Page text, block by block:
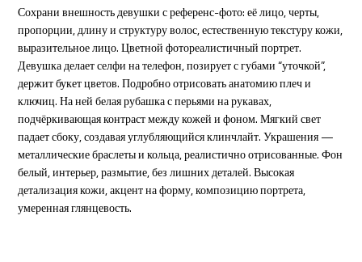
Сохрани внешность девушки с референс-фото: её лицо, черты,
пропорции, длину и структуру волос, естественную текстуру кожи,
выразительное лицо. Цветной фотореалистичный портрет.
Девушка делает селфи на телефон, позирует с губами “уточкой”,
держит букет цветов. Подробно отрисовать анатомию плеч и
ключиц. На ней белая рубашка с перьями на рукавах,
подчёркивающая контраст между кожей и фоном. Мягкий свет
падает сбоку, создавая углубляющийся клинчлайт. Украшения —
металлические браслеты и кольца, реалистично отрисованные. Фон
белый, интерьер, размытие, без лишних деталей. Высокая
детализация кожи, акцент на форму, композицию портрета,
умеренная глянцевость.